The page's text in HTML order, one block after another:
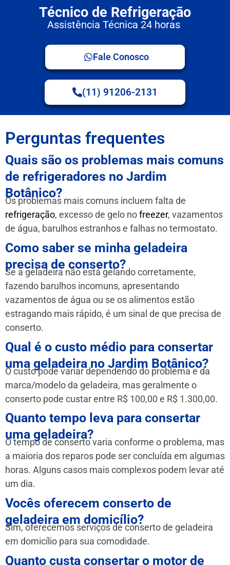
Técnico de Refrigeração
Assistência Técnica 24 horas
Fale Conosco
(11) 91206-2131
Perguntas frequentes
Quais são os problemas mais comuns
de refrigeradores no Jardim
Botânico?
Os problemas mais comuns incluem falta de
refrigeração, excesso de gelo nofreezer, vazamentos
de água, barulhos estranhos e falhas no termostato.
Como saber se minha geladeira
precisa de conserto?
Se a geladeira não está gelando corretamente,
fazendo barulhos incomuns, apresentando
vazamentos de água ou se os alimentos estão
estragando mais rápido, é um sinal de que precisa de
conserto.
Qual é o custo médio para consertar
uma geladeira no Jardim Botânico?
O custo pode variar dependendo do problema e da
marca/modelo da geladeira, mas geralmente o
conserto pode custar entre R$ 100,00 e R$ 1.300,00.
Quanto tempo leva para consertar
uma geladeira?
O tempo de conserto varia conforme o problema, mas
a maioria dos reparos pode ser concluída em algumas
horas. Alguns casos mais complexos podem levar até
um dia.
Vocês oferecem conserto de
geladeira em domicílio?
Sim, oferecemos serviços de conserto de geladeira
em domicílio para sua comodidade.
Quanto custa consertar o motor de